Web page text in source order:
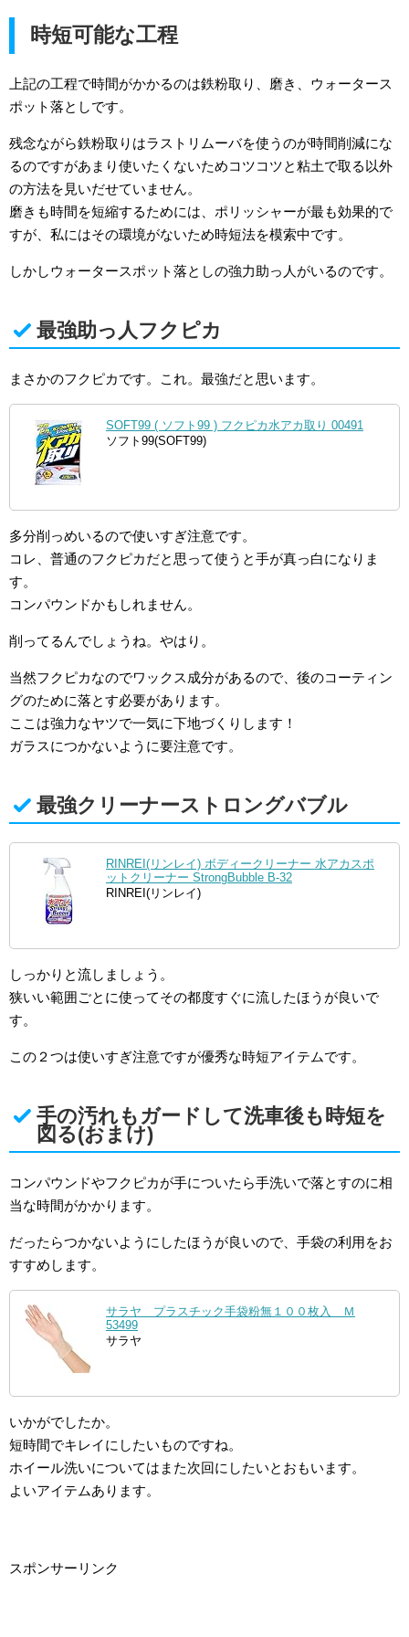
時短可能な工程
上記の工程で時間がかかるのは鉄粉取り、磨き、ウォータース
ポット落としです。
残念ながら鉄粉取りはラストリムーバを使うのが時間削減にな
るのですがあまり使いたくないためコツコツと粘土で取る以外
の方法を見いだせていません。
磨きも時間を短縮するためには、ポリッシャーが最も効果的で
すが、私にはその環境がないため時短法を模索中です。
しかしウォータースポット落としの強力助っ人がいるのです。
最強助っ人フクピカ
まさかのフクピカです。これ。最強だと思います。
SOFT99 ( ソフト99 ) フクピカ水アカ取り 00491
ソフト99(SOFT99)
多分削っめいるので使いすぎ注意です。
コレ、普通のフクピカだと思って使うと手が真っ白になりま
す。
コンパウンドかもしれません。
削ってるんでしょうね。やはり。
当然フクピカなのでワックス成分があるので、後のコーティン
グのために落とす必要があります。
ここは強力なヤツで一気に下地づくりします！
ガラスにつかないように要注意です。
最強クリーナーストロングバブル
RINREI(リンレイ) ボディークリーナー 水アカスポ
ットクリーナー StrongBubble B-32
RINREI(リンレイ)
しっかりと流しましょう。
狭いい範囲ごとに使ってその都度すぐに流したほうが良いで
す。
この２つは使いすぎ注意ですが優秀な時短アイテムです。
手の汚れもガードして洗車後も時短を
図る(おまけ)
コンパウンドやフクピカが手についたら手洗いで落とすのに相
当な時間がかかります。
だったらつかないようにしたほうが良いので、手袋の利用をお
すすめします。
サラヤ プラスチック手袋粉無１００枚入 Ｍ
53499
サラヤ
いかがでしたか。
短時間でキレイにしたいものですね。
ホイール洗いについてはまた次回にしたいとおもいます。
よいアイテムあります。
スポンサーリンク